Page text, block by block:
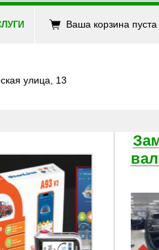
Ваша корзина пуста
улица, 13